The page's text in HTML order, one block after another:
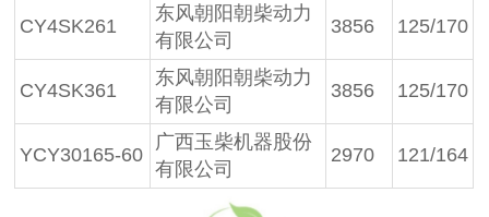
CY4SK261
东风朝阳朝柴动力
有限公司
3856 125/170
CY4SK361
东风朝阳朝柴动力
有限公司
3856 125/170
YCY30165-60
广西玉柴机器股份
有限公司
2970 121/164